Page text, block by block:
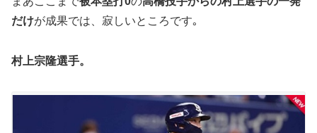
だけが成果では、寂しいところです｡
村上宗隆選手。